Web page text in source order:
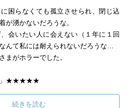
流れる世界では、リプレイヤーとな
になっているのでしょうか。
か、それとも最初から存在しなかっ
か。とても気になりました。 ( ヘン
困らなくても孤立させられ、閉じ込
が湧かないだろうな。
会いたい人に会えない（１年に１回
んて私には耐えられないだろうな…
まがホラーでした。
る」★★★★★
はじめからおかしかったのか
続きを読む